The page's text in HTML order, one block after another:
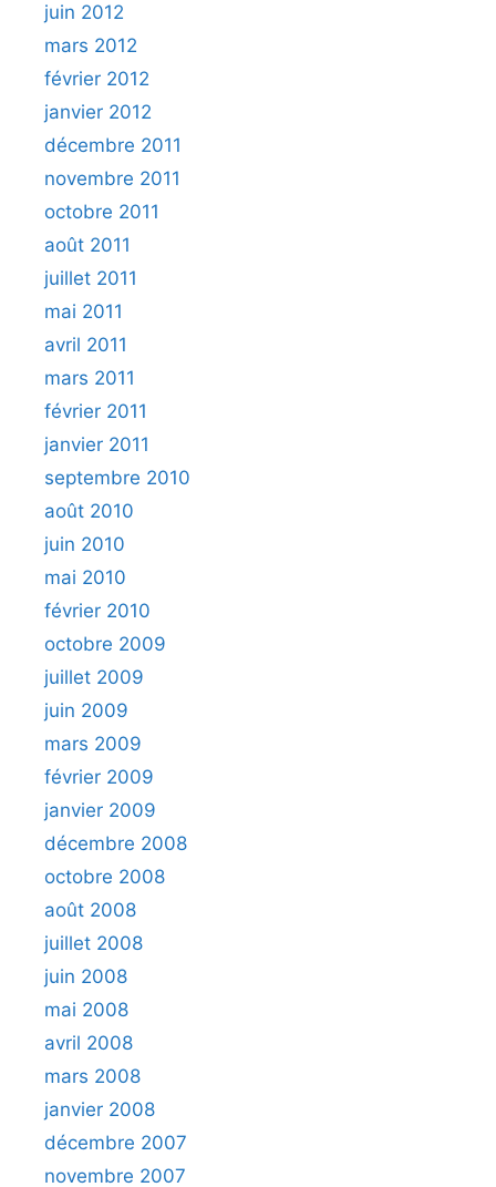
juin 2012
mars 2012
février 2012
janvier 2012
décembre 2011
novembre 2011
octobre 2011
août 2011
juillet 2011
mai 2011
avril 2011
mars 2011
février 2011
janvier 2011
septembre 2010
août 2010
juin 2010
mai 2010
février 2010
octobre 2009
juillet 2009
juin 2009
mars 2009
février 2009
janvier 2009
décembre 2008
octobre 2008
août 2008
juillet 2008
juin 2008
mai 2008
avril 2008
mars 2008
janvier 2008
décembre 2007
novembre 2007